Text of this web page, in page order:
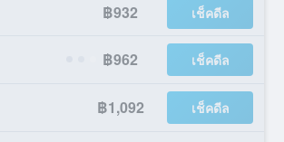
฿932 เช็คดีล
฿962 เช็คดีล
฿1,092 เช็คดีล